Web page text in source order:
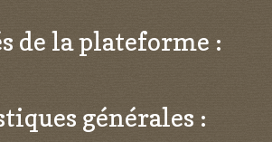
de la plateforme :
générales :